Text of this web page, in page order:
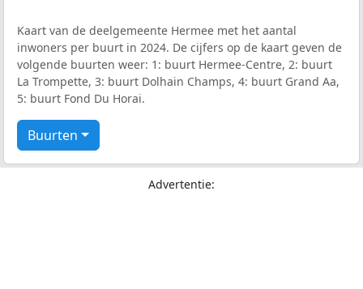
Kaart van de deelgemeente Hermee met het aantal
inwoners per buurt in 2024. De cijfers op de kaart geven de
volgende buurten weer: 1: buurt Hermee-Centre, 2: buurt
La Trompette, 3: buurt Dolhain Champs, 4: buurt Grand Aa,
5: buurt Fond Du Horai.
Buurten
Advertentie: